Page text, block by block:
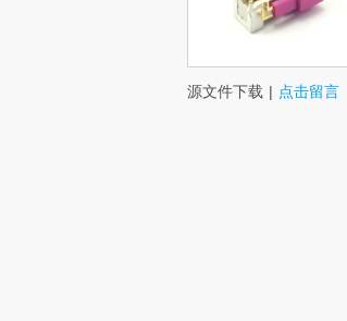
源文件下载 | 点击留言